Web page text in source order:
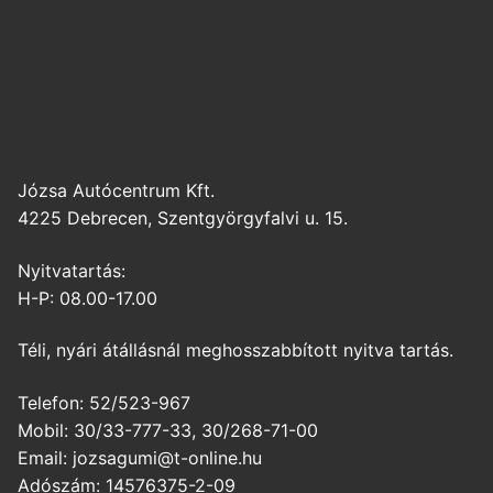
Józsa Autócentrum Kft.
4225 Debrecen, Szentgyörgyfalvi u. 15.
Nyitvatartás:
H-P: 08.00-17.00
Téli, nyári átállásnál meghosszabbított nyitva tartás.
Telefon: 52/523-967
Mobil: 30/33-777-33, 30/268-71-00
Email: jozsagumi@t-online.hu
Adószám: 14576375-2-09